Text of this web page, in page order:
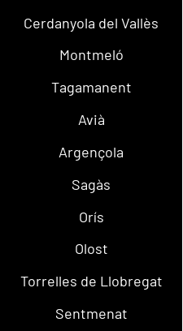
Cerdanyola del Vallès
Montmeló
Tagamanent
Avià
Argençola
Sagàs
Orís
Olost
Torrelles de Llobregat
Sentmenat